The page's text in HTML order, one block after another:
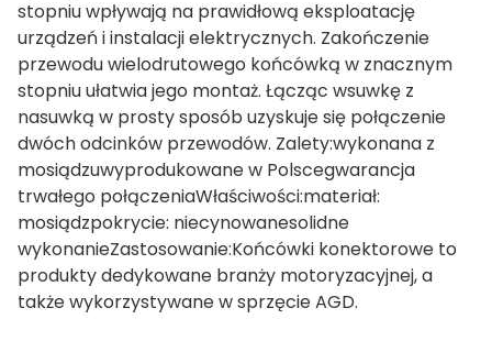
stopniu wpływają na prawidłową eksploatację
urządzeń i instalacji elektrycznych. Zakończenie
przewodu wielodrutowego końcówką w znacznym
stopniu ułatwia jego montaż. Łącząc wsuwkę z
nasuwką w prosty sposób uzyskuje się połączenie
dwóch odcinków przewodów. Zalety:wykonana z
mosiądzuwyprodukowane w Polscegwarancja
trwałego połączeniaWłaściwości:materiał:
mosiądzpokrycie: niecynowanesolidne
wykonanieZastosowanie:Końcówki konektorowe to
produkty dedykowane branży motoryzacyjnej, a
także wykorzystywane w sprzęcie AGD.